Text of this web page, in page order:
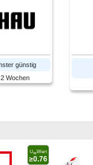
günstig
2 Wochen
UwWert
≥0.76